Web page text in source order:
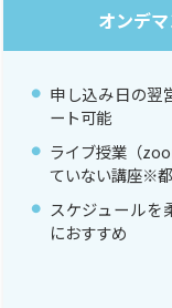
オンデ
申し込み日の翌
ート可能
ライブ授業（
ていない講座※
スケジュールを
におすすめ